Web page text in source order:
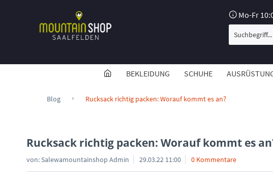
Mo-Fr
BEKLEIDUNG SCHUHE
Blog Rucksack richtig packen: Worauf kommt es an?
Rucksack richtig packen: Worauf kommt es
von:Salewamountainshop Admin 29.03.22 11:00 0 Kommentare